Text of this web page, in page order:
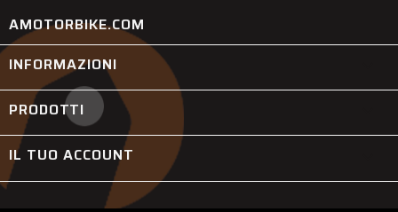
AMOTORBIKE.COM
INFORMAZIONI
PRODOTTI
IL TUO ACCOUNT